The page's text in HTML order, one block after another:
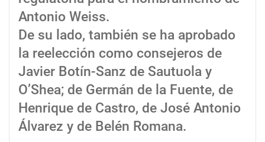
Antonio Weiss.
De su lado, también se ha aprobado
la reelección como consejeros de
Javier Botín-Sanz de Sautuola y
O’Shea; de Germán de la Fuente, de
Henrique de Castro, de José Antonio
Álvarez y de Belén Romana.